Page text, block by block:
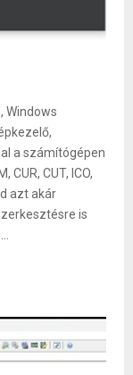
Windows
a számítógépen
CUR, CUT, ICO,
azt akár
is